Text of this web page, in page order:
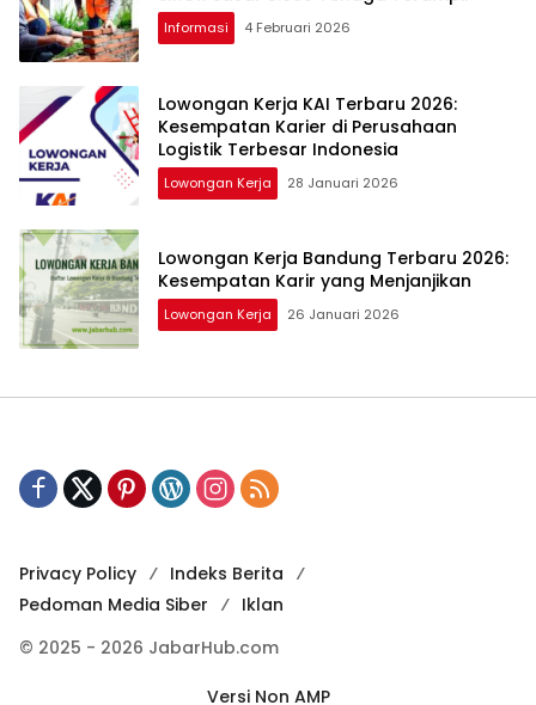
Informasi 4 Februari 2026
Lowongan Kerja KAI Terbaru 2026:
Kesempatan Karier di Perusahaan
Logistik Terbesar Indonesia
Lowongan Kerja 28 Januari 2026
Lowongan Kerja Bandung Terbaru 2026:
Kesempatan Karir yang Menjanjikan
Lowongan Kerja 26 Januari 2026
Privacy Policy
Indeks Berita
Pedoman Media Siber
Iklan
© 2025 - 2026 JabarHub.com
Versi Non AMP